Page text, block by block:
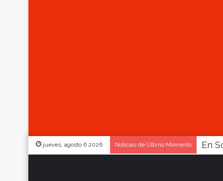
jueves, agosto 6 2026 Noticias de Último Momento